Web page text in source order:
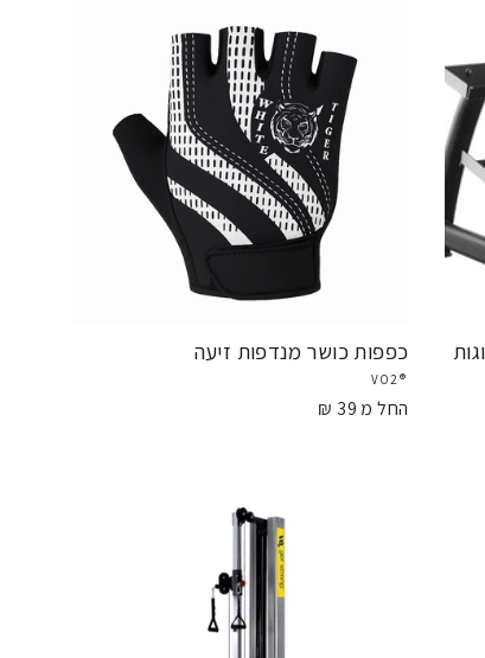
כפפות כושר מנדפות זיעה
®VO2
החל מ 39 ₪